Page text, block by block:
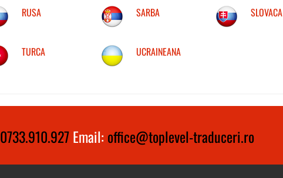
RUSA SARBA SLOVACA
TURCA UCRAINEANA
0733.910.927Email: office@toplevel-traduceri.ro